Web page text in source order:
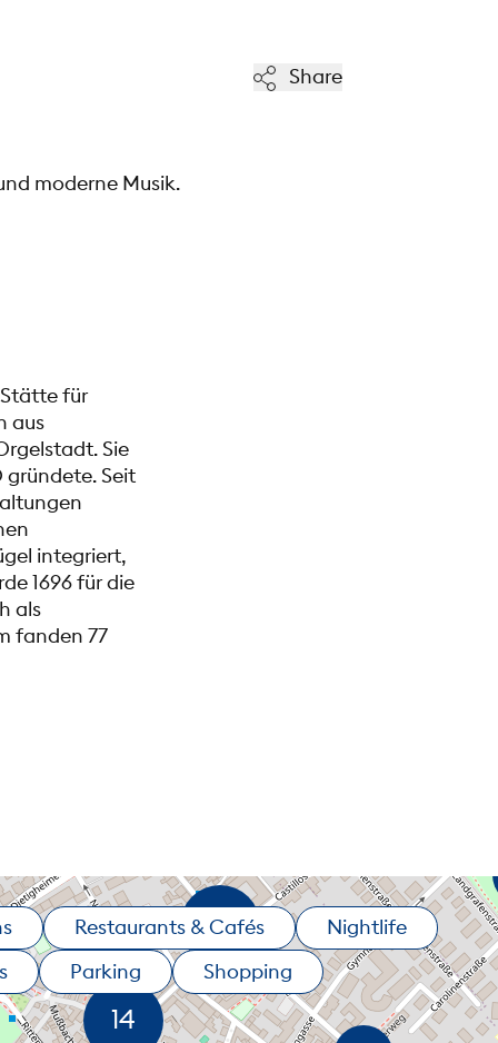
moderne Musik.
Share
für
aus
Sie
gründete. Seit
integriert,
1696 für die
als
fanden 77
Restaurants & Cafés
Nightlife
Parking Shopping